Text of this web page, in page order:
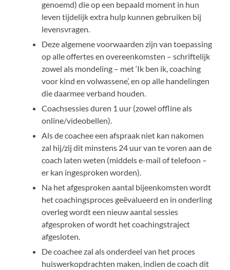
genoemd) die op een bepaald moment in hun
leven tijdelijk extra hulp kunnen gebruiken bij
levensvragen.
Deze algemene voorwaarden zijn van toepassing
op alle offertes en overeenkomsten – schriftelijk
zowel als mondeling – met ‘Ik ben ik, coaching
voor kind en volwassene’, en op alle handelingen
die daarmee verband houden.
Coachsessies duren 1 uur (zowel offline als
online/videobellen).
Als de coachee een afspraak niet kan nakomen
zal hij/zij dit minstens 24 uur van te voren aan de
coach laten weten (middels e-mail of telefoon –
er kan ingesproken worden).
Na het afgesproken aantal bijeenkomsten wordt
het coachingsproces geëvalueerd en in onderling
overleg wordt een nieuw aantal sessies
afgesproken of wordt het coachingstraject
afgesloten.
De coachee zal als onderdeel van het proces
huiswerkopdrachten maken, indien de coach dit